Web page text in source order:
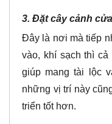
3. Đặt cây cảnh
Đây là nơi mà tiếp
vào, khí sạch thì
giúp mang tài lộc
những vị trí này
triển tốt hơn.